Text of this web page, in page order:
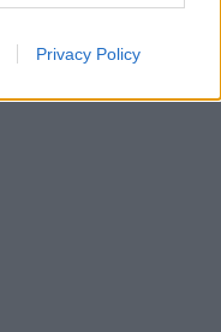
Privacy Policy